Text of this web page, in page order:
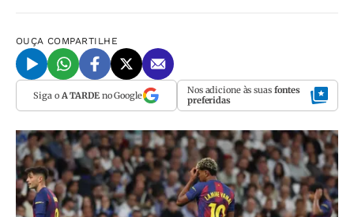
OUÇA COMPARTILHE
Siga o A TARDEno Google Nos adicione às suas fontes
preferidas